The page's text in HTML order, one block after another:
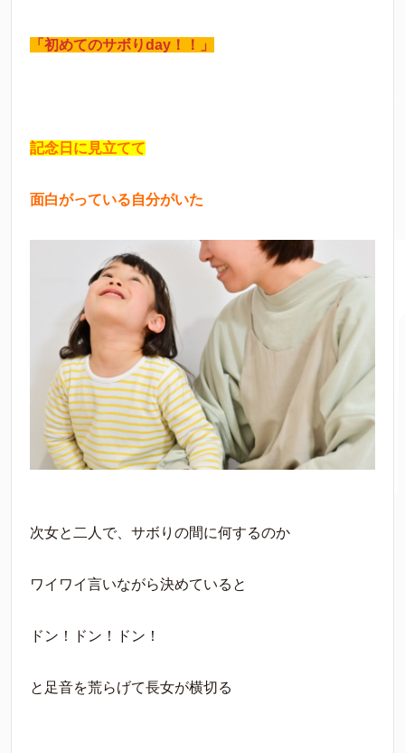
「初めてのサボりday！！」
記念日に見立てて
面白がっている自分がいた
次女と二人で、サボりの間に何するのか
ワイワイ言いながら決めていると
ドン！ドン！ドン！
と足音を荒らげて長女が横切る